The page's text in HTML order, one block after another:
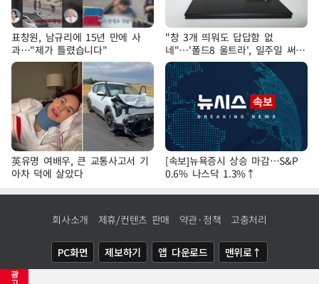
광
표창원, 남규리에 15년 만에 사
과…"제가 틀렸습니다"
"창 3개 띄워도 답답함 없
네"…'폴드8 울트라', 일주일 써보
니
英유명 여배우, 큰 교통사고서 기
아차 덕에 살았다
[속보]뉴욕증시 상승 마감…S&P
0.6% 나스닥 1.3%↑
회사소개 제휴/컨텐츠 판매 약관·정책 고충처리
PC화면 제보하기 앱 다운로드 맨위로↑